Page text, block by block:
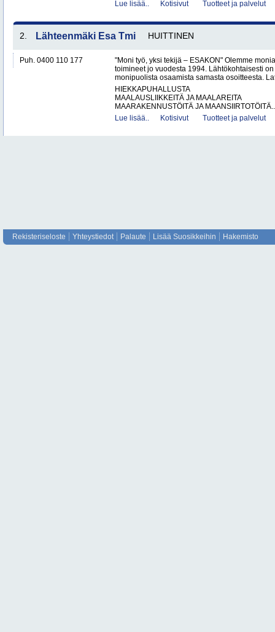
Lue lisää..
Kotisivut Tuotteet ja palvelut
2. Lähteenmäki Esa Tmi HUITTINEN
Puh. 0400 110 177
"Moni työ, yksi tekijä – ESAKON" Olemme
toimineet jo vuodesta 1994. Lähtökohtaisesti
monipuolista osaamista samasta osoitteesta.
HIEKKAPUHALLUSTA
MAALAUSLIIKKEITÄ JA MAALAREITA
MAARAKENNUSTÖITÄ JA MAANSIIRTOTÖITÄ..
Lue lisää..
Kotisivut Tuotteet ja palvelut
Rekisteriseloste Yhteystiedot Palaute Lisää Suosikkeihin Hakemisto